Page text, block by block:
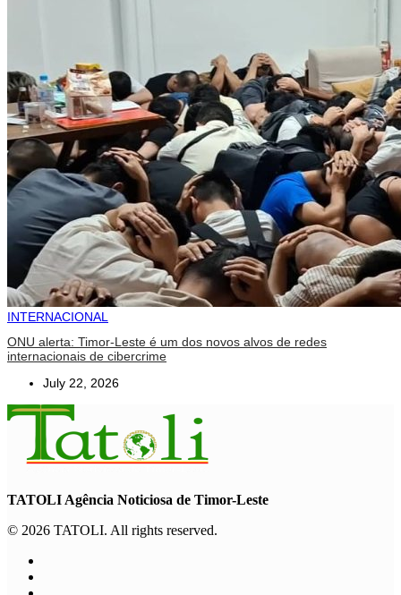
INTERNACIONAL
ONU alerta: Timor-Leste é um dos novos alvos de redes
internacionais de cibercrime
July 22, 2026
TATOLI Agência Noticiosa de Timor-Leste
© 2026 TATOLI. All rights reserved.